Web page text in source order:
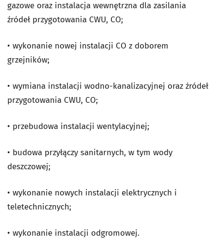
gazowe oraz instalacja wewnętrzna dla zasilania
źródeł przygotowania CWU, CO;
• wykonanie nowej instalacji CO z doborem
grzejników;
• wymiana instalacji wodno-kanalizacyjnej oraz źródeł
przygotowania CWU, CO;
• przebudowa instalacji wentylacyjnej;
• budowa przyłączy sanitarnych, w tym wody
deszczowej;
• wykonanie nowych instalacji elektrycznych i
teletechnicznych;
• wykonanie instalacji odgromowej.